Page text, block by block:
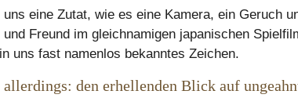
eine Zutat, wie es eine Kamera, ein Geruch
Freund im gleichnamigen japanischen
uns fast namenlos bekanntes Zeichen.
den erhellenden Blick auf